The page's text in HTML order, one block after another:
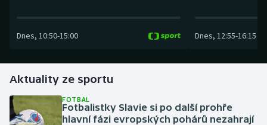
Florbal
Futsal
Dnes, 10:50-15:00 Dnes, 12:55-16:15
Aktuality ze sportu
FOTBAL
Fotbalistky Slavie si po další prohře
hlavní fázi evropských pohárů nezahrají